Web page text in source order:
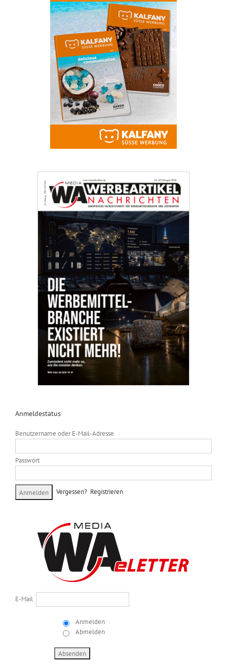
Anmeldestatus
Benutzername oder E-Mail-Adresse
Passwort
Vergessen? Registrieren
E-Mail
Anmelden
Abmelden